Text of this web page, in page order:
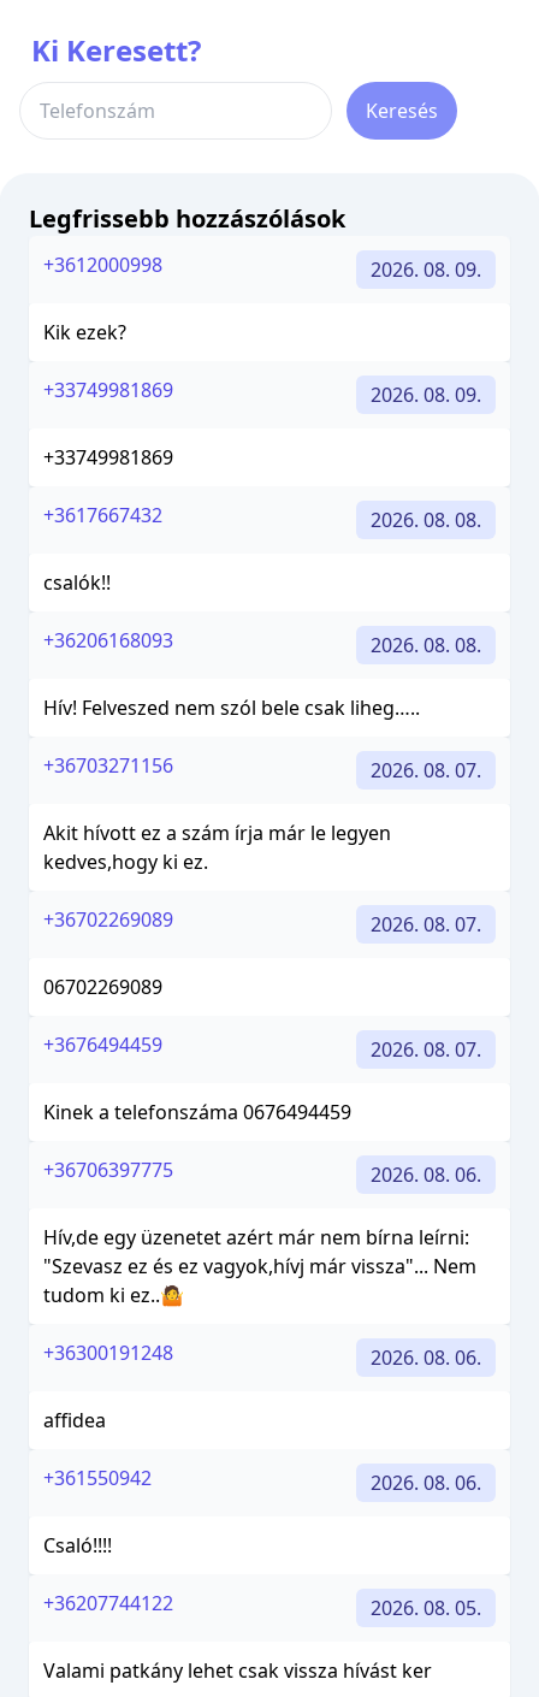
Ki Keresett?
Keresés
Legfrissebb hozzászólások
+3612000998 2026. 08. 09.
Kik ezek?
+33749981869 2026. 08. 09.
+33749981869
+3617667432 2026. 08. 08.
csalók!!
+36206168093 2026. 08. 08.
Hív! Felveszed nem szól bele csak liheg…..
+36703271156 2026. 08. 07.
Akit hívott ez a szám írja már le legyen
kedves,hogy ki ez.
+36702269089 2026. 08. 07.
06702269089
+3676494459 2026. 08. 07.
Kinek a telefonszáma 0676494459
+36706397775 2026. 08. 06.
Hív,de egy üzenetet azért már nem bírna leírni:
"Szevasz ez és ez vagyok,hívj már vissza"... Nem
tudom ki ez..🤷
+36300191248 2026. 08. 06.
affidea
+361550942 2026. 08. 06.
Csaló!!!!
+36207744122 2026. 08. 05.
Valami patkány lehet csak vissza hívást ker